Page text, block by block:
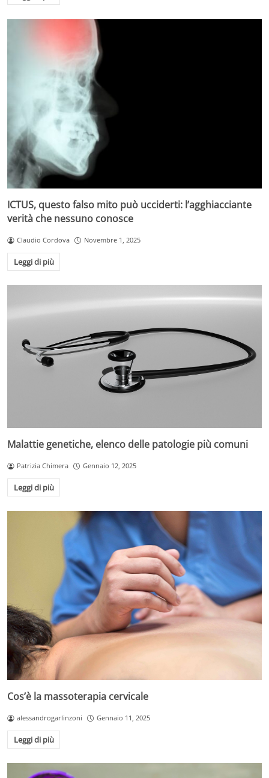
ICTUS, questo falso mito può ucciderti: l’agghiacciante
verità che nessuno conosce
Claudio Cordova Novembre 1, 2025
Leggi di più
Malattie genetiche, elenco delle patologie più comuni
Patrizia Chimera Gennaio 12, 2025
Leggi di più
Cos’è la massoterapia cervicale
alessandrogarlinzoni Gennaio 11, 2025
Leggi di più